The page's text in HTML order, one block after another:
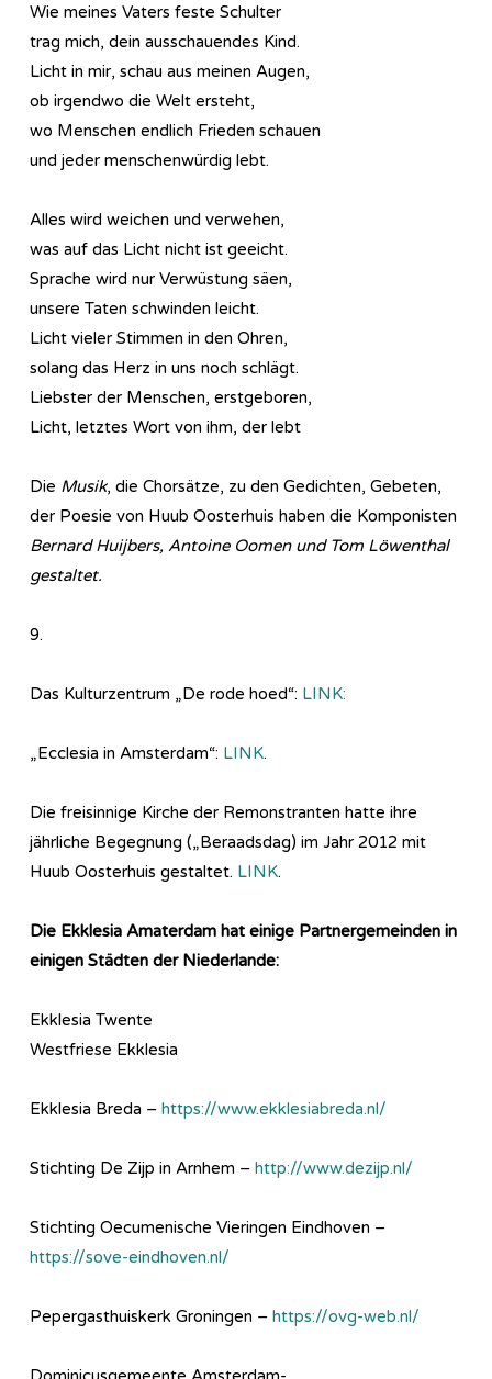
Wie meines Vaters feste Schulter
trag mich, dein ausschauendes Kind.
Licht in mir, schau aus meinen Augen,
ob irgendwo die Welt ersteht,
wo Menschen endlich Frieden schauen
und jeder menschenwürdig lebt.
Alles wird weichen und verwehen,
was auf das Licht nicht ist geeicht.
Sprache wird nur Verwüstung säen,
unsere Taten schwinden leicht.
Licht vieler Stimmen in den Ohren,
solang das Herz in uns noch schlägt.
Liebster der Menschen, erstgeboren,
Licht, letztes Wort von ihm, der lebt
Die Musik, die Chorsätze, zu den Gedichten, Gebeten,
der Poesie von Huub Oosterhuis haben die Komponisten
Bernard Huijbers, Antoine Oomen und Tom Löwenthal
gestaltet.
9.
Das Kulturzentrum „De rode hoed“: LINK:
„Ecclesia in Amsterdam“: LINK.
Die freisinnige Kirche der Remonstranten hatte ihre
jährliche Begegnung („Beraadsdag) im Jahr 2012 mit
Huub Oosterhuis gestaltet. LINK.
Die Ekklesia Amaterdam hat einige Partnergemeinden in
einigen Städten der Niederlande:
Ekklesia Twente
Westfriese Ekklesia
Ekklesia Breda – https://www.ekklesiabreda.nl/
Stichting De Zijp in Arnhem – http://www.dezijp.nl/
Stichting Oecumenische Vieringen Eindhoven –
https://sove-eindhoven.nl/
Pepergasthuiskerk Groningen – https://ovg-web.nl/